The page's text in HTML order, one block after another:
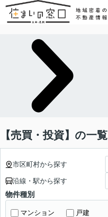
【売買・投資】の一覧
市区町村から探す
沿線・駅から探す
物件種別
マンション 戸建